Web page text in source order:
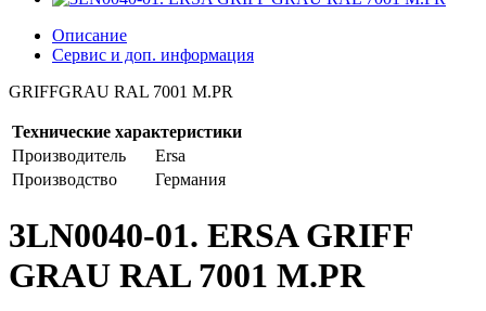
Описание
Сервис и доп. информация
GRIFFGRAU RAL 7001 M.PR
Технические характеристики
Производитель
Ersa
Производство
Германия
3LN0040-01. ERSA GRIFF
GRAU RAL 7001 M.PR